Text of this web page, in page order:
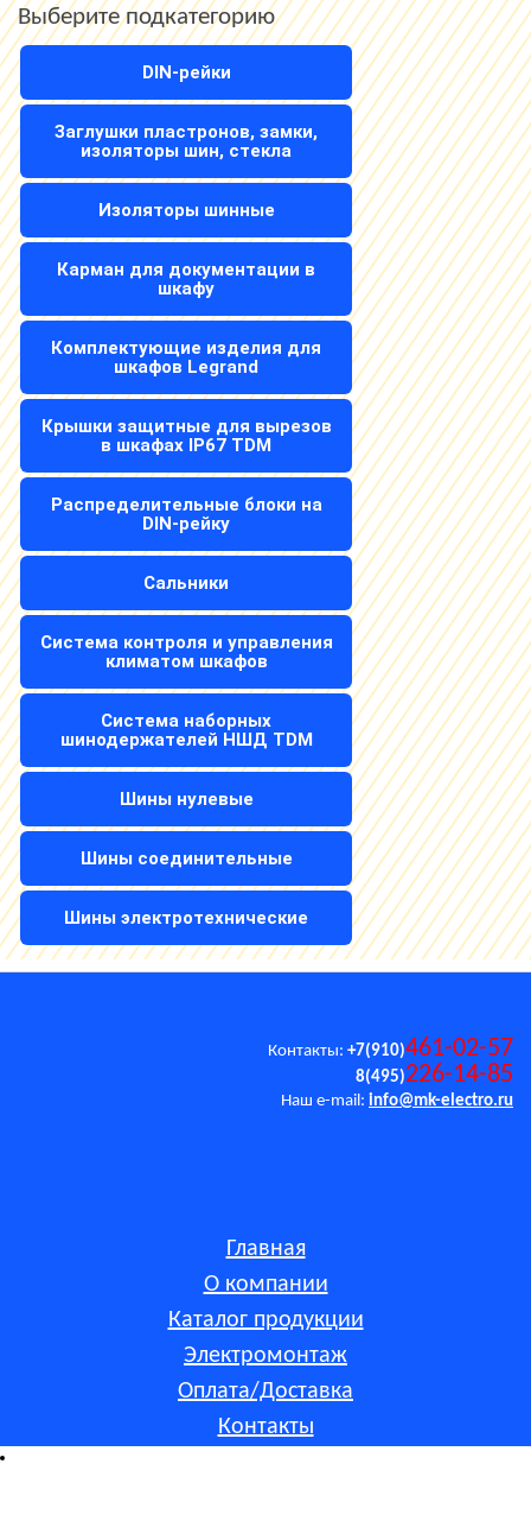
Выберите подкатегорию
DIN-рейки
Заглушки пластронов, замки,
изоляторы шин, стекла
Изоляторы шинные
Карман для документации в
шкафу
Комплектующие изделия для
шкафов Legrand
Крышки защитные для вырезов
в шкафах IP67 TDM
Распределительные блоки на
DIN-рейку
Сальники
Система контроля и управления
климатом шкафов
Система наборных
шинодержателей НШД TDM
Шины нулевые
Шины соединительные
Шины электротехнические
Контакты: +7(910)461-02-57
8(495)226-14-85
Наш e-mail: info@mk-electro.ru
Главная
О компании
Каталог продукции
Электромонтаж
Оплата/Доставка
Контакты